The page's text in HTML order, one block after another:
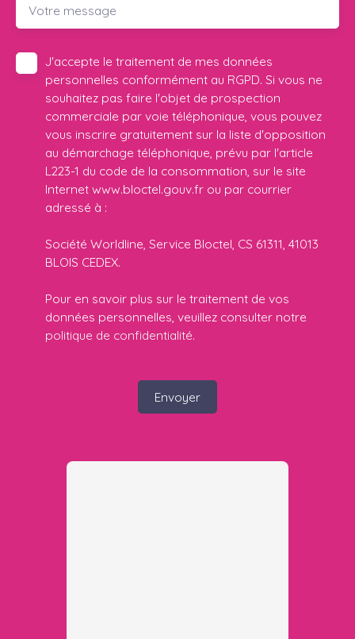
Votre message
J'accepte le traitement de mes données
personnelles conformément au RGPD. Si vous ne
souhaitez pas faire l'objet de prospection
commerciale par voie téléphonique, vous pouvez
vous inscrire gratuitement sur la liste d'opposition
au démarchage téléphonique, prévu par l'article
L223-1 du code de la consommation, sur le site
Internet www.bloctel.gouv.fr ou par courrier
adressé à :
Société Worldline, Service Bloctel, CS 61311, 41013
BLOIS CEDEX.
Pour en savoir plus sur le traitement de vos
données personnelles, veuillez consulter notre
politique de confidentialité.
Envoyer